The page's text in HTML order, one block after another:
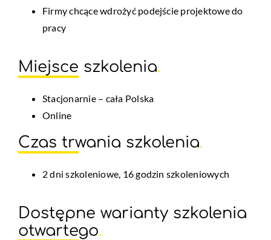
Firmy chcące wdrożyć podejście projektowe do
pracy
Miejsce szkolenia.
Stacjonarnie – cała Polska
Online
Czas trwania szkolenia.
2 dni szkoleniowe, 16 godzin szkoleniowych
Dostępne warianty szkolenia
otwartego.